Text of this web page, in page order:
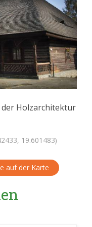
Holzarchitektur
19.601483)
auf der Karte